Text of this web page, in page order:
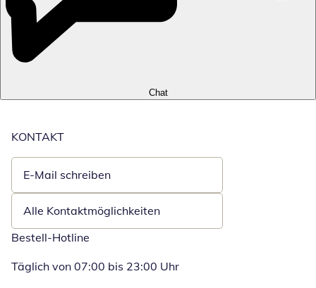
Chat
KONTAKT
E-Mail schreiben
Öffnet E-Mail-Client
Alle Kontaktmöglichkeiten
Bestell-Hotline
Täglich von 07:00 bis 23:00 Uhr